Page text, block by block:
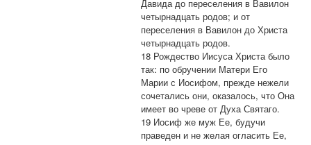
Давида до переселения в Вавилон
четырнадцать родов; и от
переселения в Вавилон до Христа
четырнадцать родов.
18 Рождество Иисуса Христа было
так: по обручении Матери Его
Марии с Иосифом, прежде нежели
сочетались они, оказалось, что Она
имеет во чреве от Духа Святаго.
19 Иосиф же муж Ее, будучи
праведен и не желая огласить Ее,